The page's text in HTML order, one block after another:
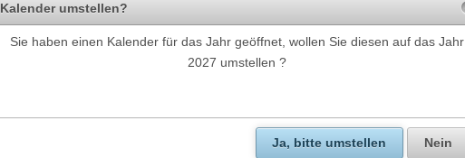
Kalender umstellen?
Sie haben einen Kalender für das Jahr geöffnet, wollen Sie diesen auf das Jahr
2027 umstellen ?
Ja, bitte umstellen Nein